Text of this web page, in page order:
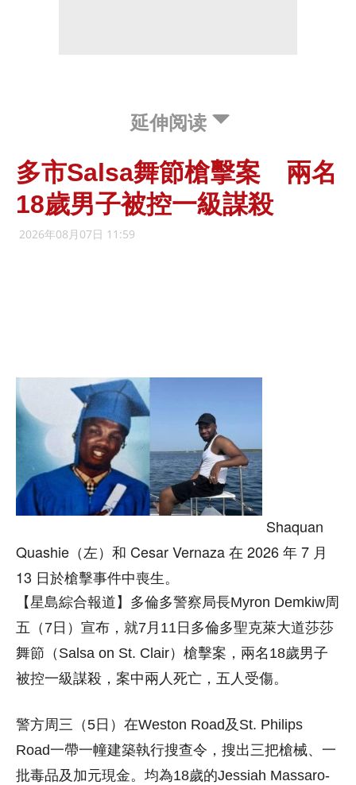
延伸阅读
多市Salsa舞節槍擊案 兩名
18歲男子被控一級謀殺
2026年08月07日 11:59
Shaquan
Quashie（左）和 Cesar Vernaza 在 2026 年 7 月
13 日於槍擊事件中喪生。
【星島綜合報道】多倫多警察局長Myron Demkiw周
五（7日）宣布，就7月11日多倫多聖克萊大道莎莎
舞節（Salsa on St. Clair）槍擊案，兩名18歲男子
被控一級謀殺，案中兩人死亡，五人受傷。
警方周三（5日）在Weston Road及St. Philips
Road一帶一幢建築執行搜查令，搜出三把槍械、一
批毒品及加元現金。均為18歲的Jessiah Massaro-